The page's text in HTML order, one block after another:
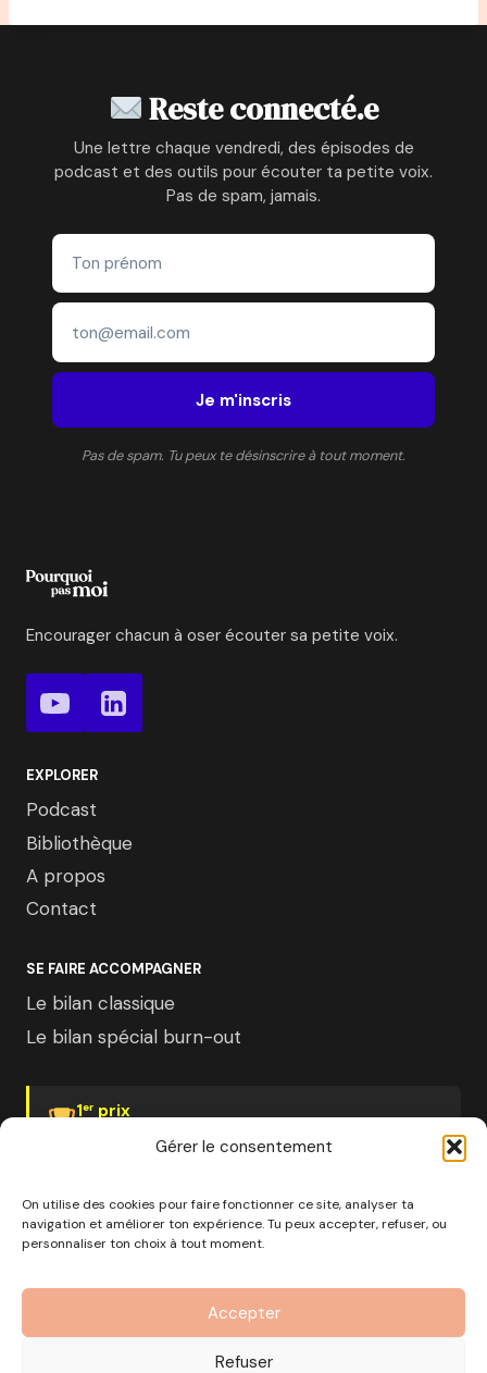
Gérer le consentement
On utilise des cookies pour faire fonctionner ce site, analyser ta
navigation et améliorer ton expérience. Tu peux accepter, refuser, ou
personnaliser ton choix à tout moment.
Accepter
Refuser
Reste connecté.e
Une lettre chaque vendredi, des épisodes de
podcast et des outils pour écouter ta petite voix.
Pas de spam, jamais.
Je m'inscris
Pas de spam. Tu peux te désinscrire à tout moment.
Encourager chacun à oser écouter sa petite voix.
EXPLORER
Podcast
Bibliothèque
A propos
Contact
SE FAIRE ACCOMPAGNER
Le bilan classique
Le bilan spécial burn-out
1er prix
capital de 1000€ · RCS Marseille · SIRET
890 976 699 00037
OF n°93 13 18812 13 — Enregistré auprès du préfet de la
région Provence-Alpes-Côte d'Azur